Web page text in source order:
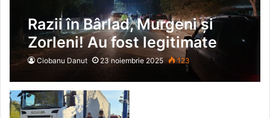
Razii în Bârlad, Murgeni și
Zorleni! Au fost legitimate
peste 160 de persoane, iar
120 de vehicule au fost
verificate
Ciobanu Danut 23 noiembrie 2025 123